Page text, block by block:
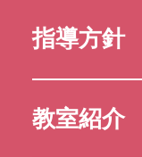
指導方針
教室紹介